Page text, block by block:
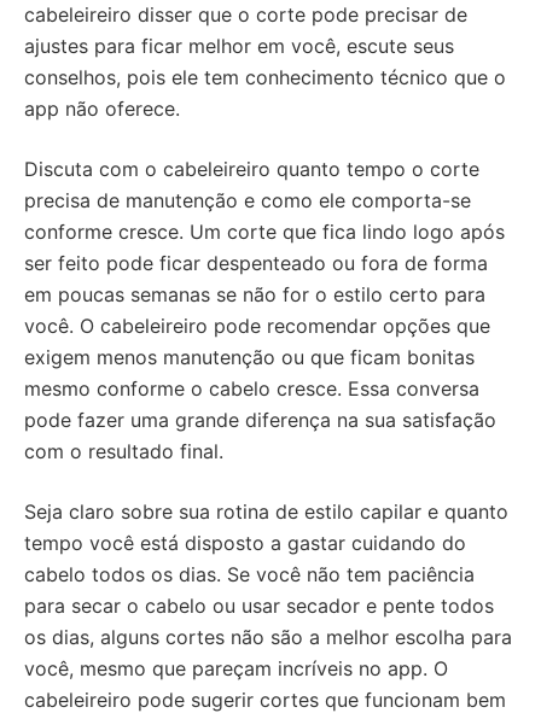
cabeleireiro disser que o corte pode precisar de
ajustes para ficar melhor em você, escute seus
conselhos, pois ele tem conhecimento técnico que o
app não oferece.
Discuta com o cabeleireiro quanto tempo o corte
precisa de manutenção e como ele comporta-se
conforme cresce. Um corte que fica lindo logo após
ser feito pode ficar despenteado ou fora de forma
em poucas semanas se não for o estilo certo para
você. O cabeleireiro pode recomendar opções que
exigem menos manutenção ou que ficam bonitas
mesmo conforme o cabelo cresce. Essa conversa
pode fazer uma grande diferença na sua satisfação
com o resultado final.
Seja claro sobre sua rotina de estilo capilar e quanto
tempo você está disposto a gastar cuidando do
cabelo todos os dias. Se você não tem paciência
para secar o cabelo ou usar secador e pente todos
os dias, alguns cortes não são a melhor escolha para
você, mesmo que pareçam incríveis no app. O
cabeleireiro pode sugerir cortes que funcionam bem